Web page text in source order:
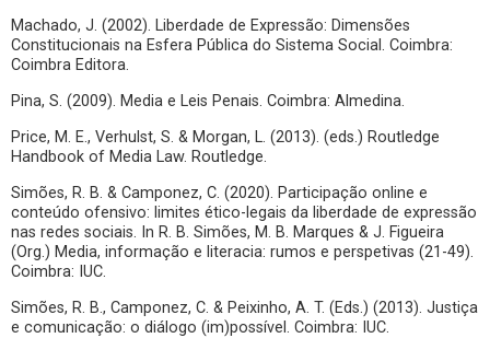
Machado, J. (2002). Liberdade de Expressão: Dimensões
Constitucionais na Esfera Pública do Sistema Social. Coimbra:
Coimbra Editora.
Pina, S. (2009). Media e Leis Penais. Coimbra: Almedina.
Price, M. E., Verhulst, S. & Morgan, L. (2013). (eds.) Routledge
Handbook of Media Law. Routledge.
Simões, R. B. & Camponez, C. (2020). Participação online e
conteúdo ofensivo: limites ético-legais da liberdade de expressão
nas redes sociais. In R. B. Simões, M. B. Marques & J. Figueira
(Org.) Media, informação e literacia: rumos e perspetivas (21-49).
Coimbra: IUC.
Simões, R. B., Camponez, C. & Peixinho, A. T. (Eds.) (2013). Justiça
e comunicação: o diálogo (im)possível. Coimbra: IUC.